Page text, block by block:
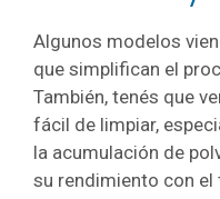
Algunos modelos
que simplifican el
También, tenés que
fácil de limpiar,
la acumulación de
su rendimiento con el